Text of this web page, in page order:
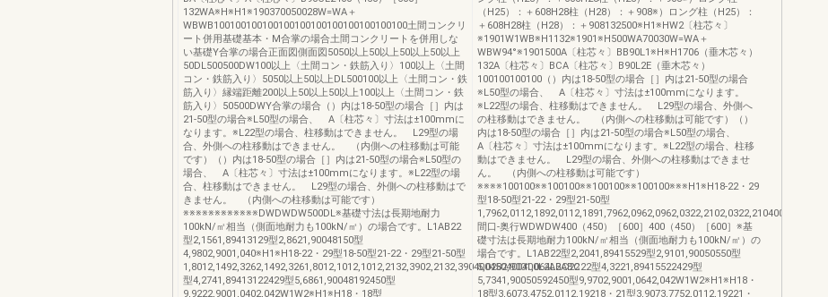
132WA※H※H1※190370050028W=WA＋
WBWB100100100100100100100100100100100100土間コンクリ
ート併用基礎基本・M合掌の場合土間コンクリートを併用しな
い基礎Y合掌の場合正面図側面図5050以上50以上50以上50以上
50DL500500DW100以上〈土間コン・鉄筋入り〉100以上〈土間
コン・鉄筋入り〉5050以上50以上DL500100以上〈土間コン・鉄
筋入り〉縁端距離200以上50以上50以上100以上〈土間コン・鉄
筋入り〉50500DWY合掌の場合（）内は18-50型の場合［］内は
21-50型の場合※L50型の場合、 A〔柱芯々〕寸法は±100mmに
なります。※L22型の場合、柱移動はできません。 L29型の場
合、外側への柱移動はできません。 （内側への柱移動は可能
です）（）内は18-50型の場合［］内は21-50型の場合※L50型の
場合、 A〔柱芯々〕寸法は±100mmになります。※L22型の場
合、柱移動はできません。 L29型の場合、外側への柱移動はで
きません。 （内側への柱移動は可能です）
※※※※※※※※※※※※DWDWDW500DL※基礎寸法は長期地耐力
100kN/㎡相当（側面地耐力も100kN/㎡）の場合です。L1AB22
型2,1561,89413129型2,8621,90048150型
4,9802,9001,040※H1※H18-22・29型18-50型21-22・29型21-50型
1,8012,1492,3262,1492,3261,8012,1012,1012,2132,3902,2132,390400450400400L2ABC22
型4,2741,89413122429型5,6861,90048192450型
9,9222,9001,0402,042W1W2※H1※H18・18型
（H25）：＋608H28柱（H28）：＋908※）ロング柱（H25）：
＋608H28柱（H28）：＋908132500※H1※HW2〔柱芯々〕
※1901W1WB※H1132※1901※H500WA70030W=WA＋
WBW94°※1901500A〔柱芯々〕BB90L1※H※H1706（垂木芯々）
132A〔柱芯々〕BCA〔柱芯々〕B90L2E（垂木芯々）
100100100100（）内は18-50型の場合［］内は21-50型の場合
※L50型の場合、 A〔柱芯々〕寸法は±100mmになります。
※L22型の場合、柱移動はできません。 L29型の場合、外側へ
の柱移動はできません。 （内側への柱移動は可能です）（）
内は18-50型の場合［］内は21-50型の場合※L50型の場合、
A〔柱芯々〕寸法は±100mmになります。※L22型の場合、柱移
動はできません。 L29型の場合、外側への柱移動はできませ
ん。 （内側への柱移動は可能です）
※※※※100100※※100100※※100100※※100100※※※H1※H18-22・29
型18-50型21-22・29型21-50型
1,7962,0112,1892,0112,1891,7962,0962,0962,0322,2102,0322,210400450400400
間口-奥行WDWDW400（450）［600］400（450）［600］※基
礎寸法は長期地耐力100kN/㎡相当（側面地耐力も100kN/㎡）の
場合です。L1AB22型2,2041,89415529型2,9101,90050550型
5,0282,9001,064L2ABC22型4,3221,89415522429型
5,7341,90050592450型9,9702,9001,0642,042W1W2※H1※H18・
18型3,6073,4752,0112,19218・21型3,9073,7752,0112,19221・